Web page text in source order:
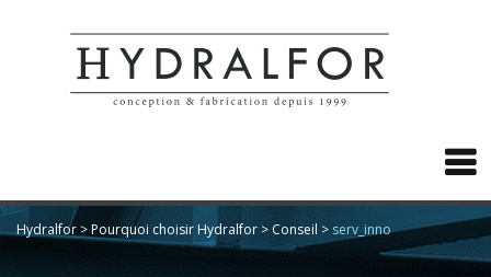

Hydralfor >Pourquoi choisir Hydralfor >Conseil > serv_inno